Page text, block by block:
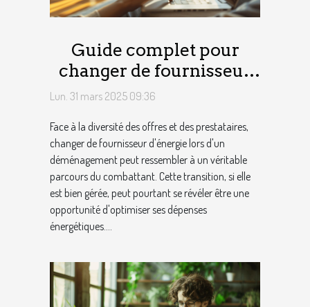
Guide complet pour
changer de fournisseur
d'énergie lors d'un
Lun. 31 mars 2025 09:36
Face à la diversité des offres et des prestataires,
changer de fournisseur d'énergie lors d'un
déménagement peut ressembler à un véritable
parcours du combattant. Cette transition, si elle
est bien gérée, peut pourtant se révéler être une
opportunité d'optimiser ses dépenses
énergétiques....